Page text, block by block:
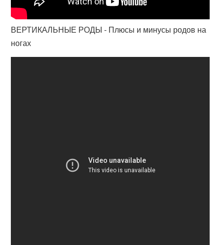
ВЕРТИКАЛЬНЫЕ РОДЫ - Плюсы и минусы родов на
ногах